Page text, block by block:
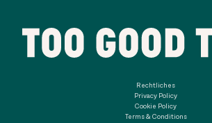
Rechtliches
Privacy Policy
Cookie Policy
Terms & Conditions